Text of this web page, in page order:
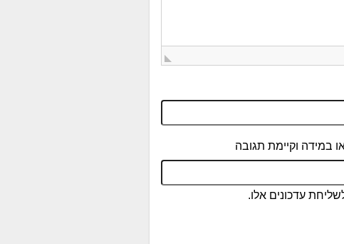
במידה וקיימת תגובה
עדכונים אלו.